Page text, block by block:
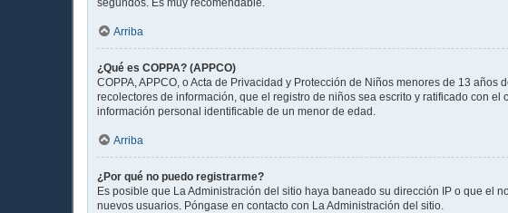
Arriba
¿Qué es COPPA? (APPCO)
COPPA, APPCO, o Acta de Privacidad y Protección de Niños menores de 13
recolectores de información, que el registro de niños sea escrito y ratificado con
información personal identificable de un menor de edad.
Arriba
¿Por qué no puedo registrarme?
Es posible que La Administración del sitio haya baneado su dirección IP o que el
nuevos usuarios. Póngase en contacto con La Administración del sitio.